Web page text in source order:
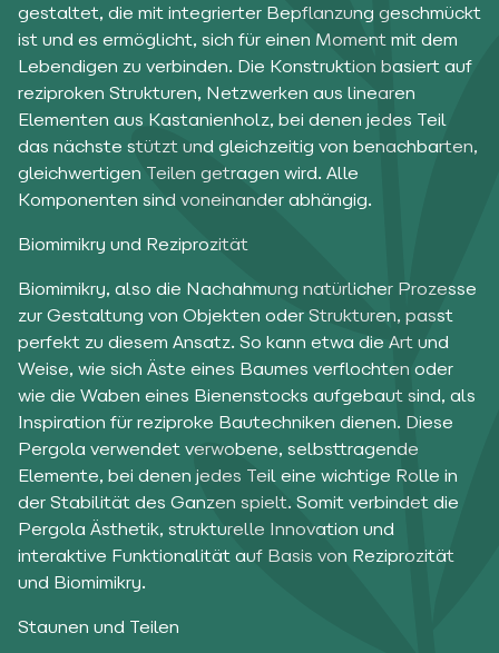
gestaltet, die mit integrierter Bepflanzung geschmückt
ist und es ermöglicht, sich für einen Moment mit dem
Lebendigen zu verbinden. Die Konstruktion basiert auf
reziproken Strukturen, Netzwerken aus linearen
Elementen aus Kastanienholz, bei denen jedes Teil
das nächste stützt und gleichzeitig von benachbarten,
gleichwertigen Teilen getragen wird. Alle
Komponenten sind voneinander abhängig.
Biomimikry und Reziprozität
Biomimikry, also die Nachahmung natürlicher Prozesse
zur Gestaltung von Objekten oder Strukturen, passt
perfekt zu diesem Ansatz. So kann etwa die Art und
Weise, wie sich Äste eines Baumes verflochten oder
wie die Waben eines Bienenstocks aufgebaut sind, als
Inspiration für reziproke Bautechniken dienen. Diese
Pergola verwendet verwobene, selbsttragende
Elemente, bei denen jedes Teil eine wichtige Rolle in
der Stabilität des Ganzen spielt. Somit verbindet die
Pergola Ästhetik, strukturelle Innovation und
interaktive Funktionalität auf Basis von Reziprozität
und Biomimikry.
Staunen und Teilen